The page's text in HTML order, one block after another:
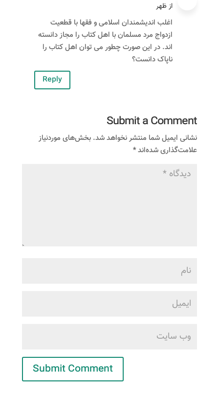
از ظهر
اغلب اندیشمندان اسلامی و فقها با قطعیت
ازدواج مرد مسلمان با اهل کتاب را مجاز دانسته
اند. در این صورت چطور می توان اهل کتاب را
ناپاک دانست؟
Reply
Submit a Comment
نشانی ایمیل شما منتشر نخواهد شد. بخش‌های موردنیاز
علامت‌گذاری شده‌اند*